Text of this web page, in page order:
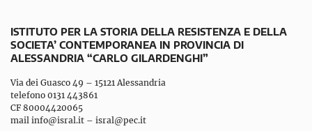
ISTITUTO PER LA STORIA DELLA RESISTENZA E DELLA
SOCIETA’ CONTEMPORANEA IN PROVINCIA DI
ALESSANDRIA “CARLO GILARDENGHI”
Via dei Guasco 49 – 15121 Alessandria
telefono 0131 443861
CF 80004420065
mail info@isral.it – isral@pec.it